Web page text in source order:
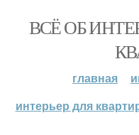
ВСЁ ОБ
главная
интерьер для